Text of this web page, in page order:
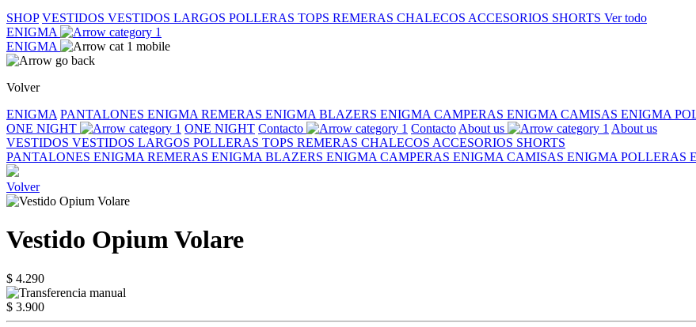
SHOP VESTIDOS VESTIDOS LARGOS POLLERAS TOPS REMERAS CHALECOS ACCESORIOS SHORTS Ver todo
ENIGMA
ENIGMA
Volver
ENIGMA PANTALONES ENIGMA REMERAS ENIGMA BLAZERS ENIGMA CAMPERAS ENIGMA CAMISAS ENIGMA
ONE NIGHT
ONE NIGHT Contacto Contacto About us
About us
VESTIDOS VESTIDOS LARGOS POLLERAS TOPS REMERAS CHALECOS ACCESORIOS SHORTS
PANTALONES ENIGMA REMERAS ENIGMA BLAZERS ENIGMA CAMPERAS ENIGMA CAMISAS ENIGMA POLLERAS
Volver
Vestido Opium Volare
$ 4.290
$ 3.900